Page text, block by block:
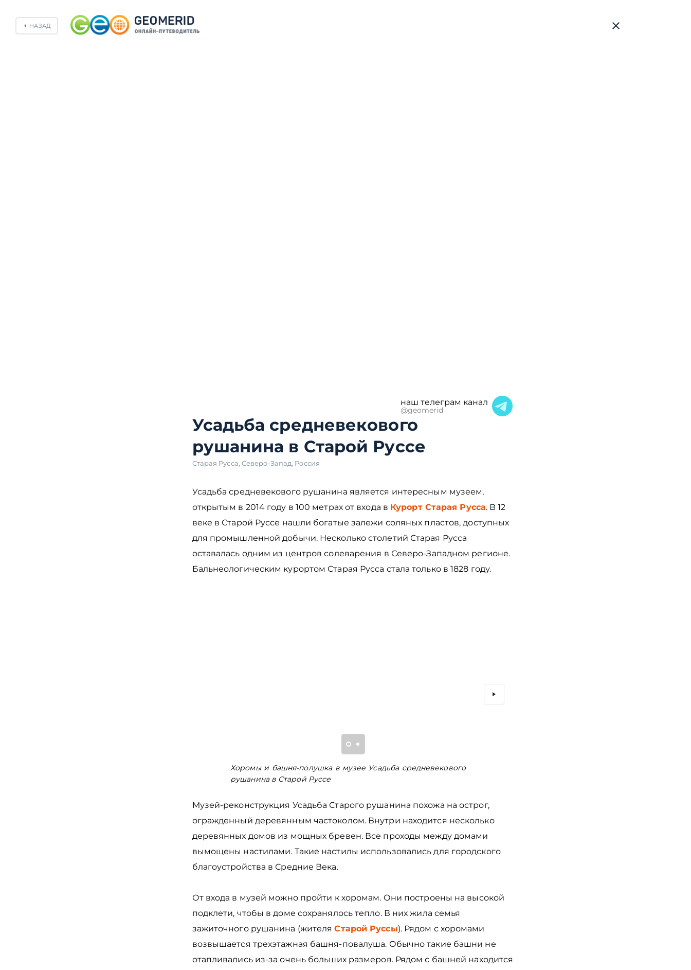
НАЗАД
наш телеграм канал
@geomerid
Усадьба средневекового
рушанина в Старой Руссе
Старая Русса, Северо-Запад, Россия
Усадьба средневекового рушанина является интересным музеем,
открытым в 2014 году в 100 метрах от входа в Курорт Старая Русса. В 12
веке в Старой Руссе нашли богатые залежи соляных пластов, доступных
для промышленной добычи. Несколько столетий Старая Русса
оставалась одним из центров солеварения в Северо-Западном регионе.
Бальнеологическим курортом Старая Русса стала только в 1828 году.
Хоромы и башня-полушка в музее Усадьба средневекового
рушанина в Старой Руссе
Музей-реконструкция Усадьба Старого рушанина похожа на острог,
огражденный деревянным частоколом. Внутри находится несколько
деревянных домов из мощных бревен. Все проходы между домами
вымощены настилами. Такие настилы использовались для городского
благоустройства в Средние Века.
От входа в музей можно пройти к хоромам. Они построены на высокой
подклети, чтобы в доме сохранялось тепло. В них жила семья
зажиточного рушанина (жителяСтарой Руссы). Рядом с хоромами
возвышается трехэтажная башня-повалуша. Обычно такие башни не
отапливались из-за очень больших размеров. Рядом с башней находится